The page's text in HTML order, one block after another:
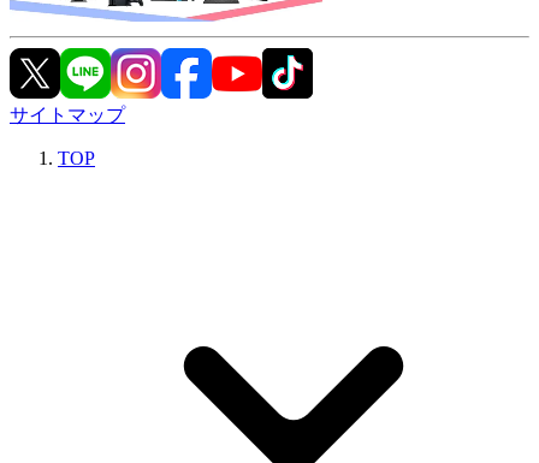
サイトマップ
TOP